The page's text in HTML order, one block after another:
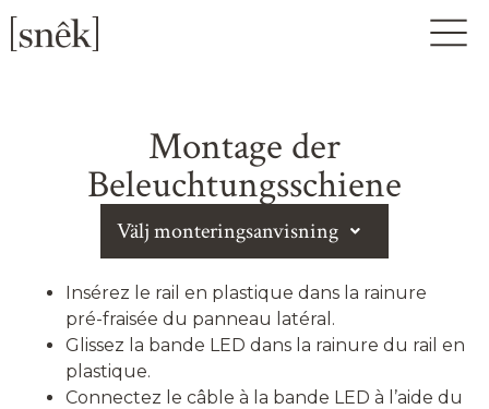
Montage der
Beleuchtungsschiene
Välj monteringsanvisning
Insérez le rail en plastique dans la rainure
pré-fraisée du panneau latéral.
Glissez la bande LED dans la rainure du rail en
plastique.
Connectez le câble à la bande LED à l’aide du